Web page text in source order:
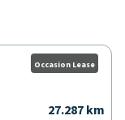
Occasion Lease
27.287 km